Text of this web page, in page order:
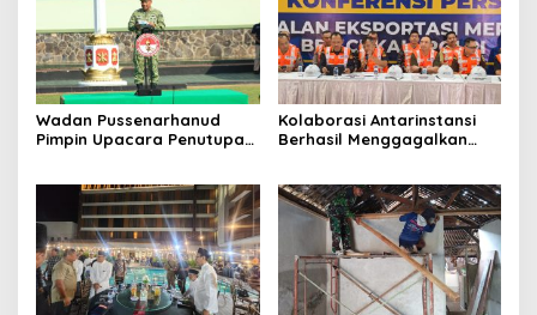
Wadan Pussenarhanud
Pimpin Upacara Penutupan
Pusdikarhanud
Kolaborasi Antarinstansi
Berhasil Menggagalkan